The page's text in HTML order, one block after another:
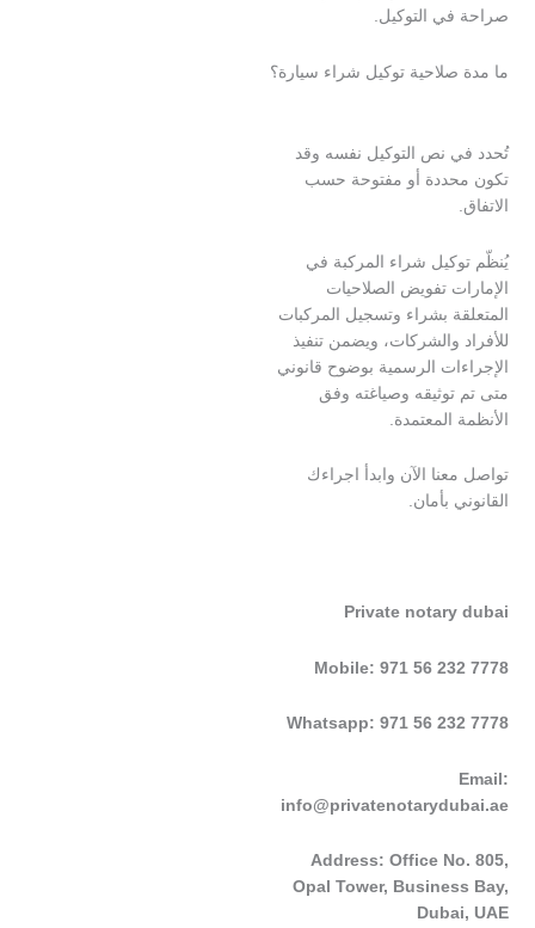
التوكيل.
توكيل شراء سيارة؟
نص التوكيل نفسه وقد
أو مفتوحة حسب
شراء المركبة في
تفويض الصلاحيات
بشراء وتسجيل المركبات
والشركات، ويضمن تنفيذ
الرسمية بوضوح قانوني
وصياغته وفق
الآن وابدأ اجراءك
بأمان.
Private
Mobile: 971 56
Whatsapp: 971 56
Address: Office
Opal Tower,